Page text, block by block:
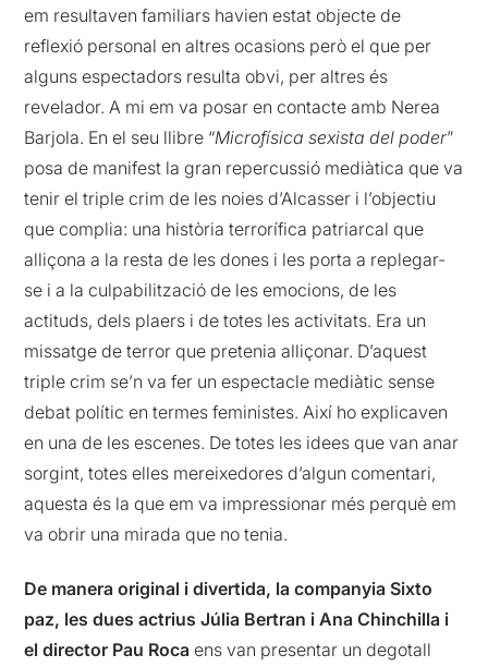
em resultaven familiars havien estat objecte de
reflexió personal en altres ocasions però el que per
alguns espectadors resulta obvi, per altres és
revelador. A mi em va posar en contacte amb Nerea
Barjola. En el seu llibre “Microfísica sexista del poder”
posa de manifest la gran repercussió mediàtica que va
tenir el triple crim de les noies d’Alcasser i l’objectiu
que complia: una història terrorífica patriarcal que
alliçona a la resta de les dones i les porta a replegar-
se i a la culpabilització de les emocions, de les
actituds, dels plaers i de totes les activitats. Era un
missatge de terror que pretenia alliçonar. D’aquest
triple crim se’n va fer un espectacle mediàtic sense
debat polític en termes feministes. Així ho explicaven
en una de les escenes. De totes les idees que van anar
sorgint, totes elles mereixedores d’algun comentari,
aquesta és la que em va impressionar més perquè em
va obrir una mirada que no tenia.
De manera original i divertida, la companyia Sixto
paz, les dues actrius Júlia Bertran i Ana Chinchilla i
el director Pau Roca ens van presentar un degotall